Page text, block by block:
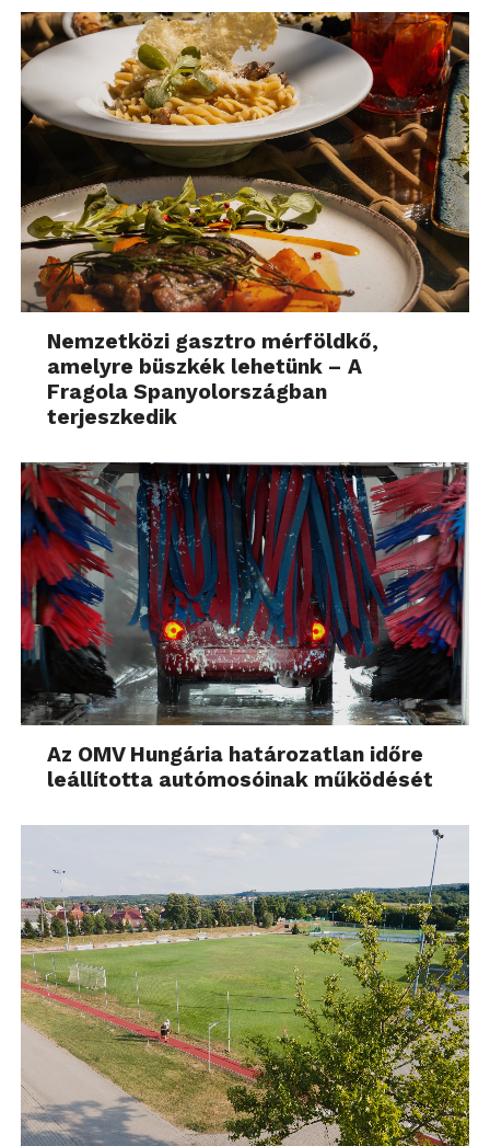
Nemzetközi gasztro mérföldkő,
amelyre büszkék lehetünk – A
Fragola Spanyolországban
terjeszkedik
Az OMV Hungária határozatlan időre
leállította autómosóinak működését